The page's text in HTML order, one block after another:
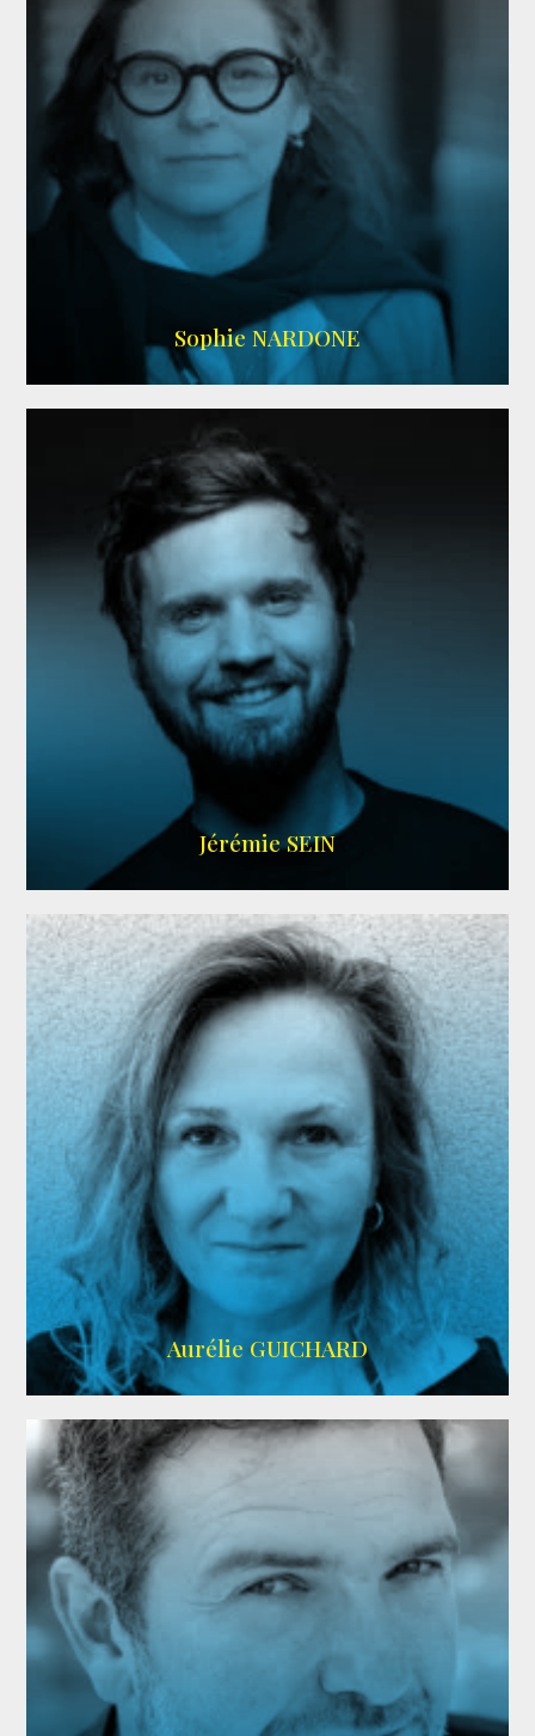
RS DOUBLAGE,WIKIPEDIA
Sophie NARDONE
MEMBRE ARDA
Jérémie SEIN
Aurélie GUICHARD